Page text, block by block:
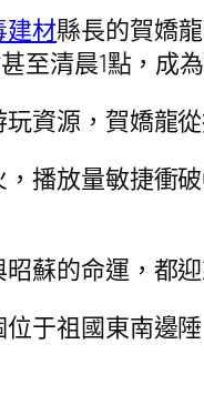
建材縣長的賀嬌
至清晨1點，成
資源，賀嬌龍
播放量敏捷衝
蘇的命運，都
于祖國東南邊